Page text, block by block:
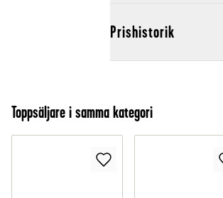
Prishistorik
Toppsäljare i samma kategori